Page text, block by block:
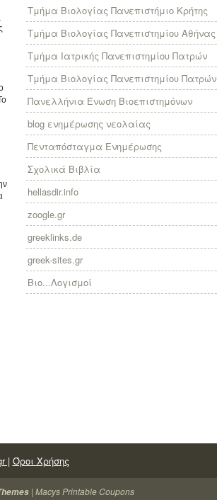
Τμήμα Βιολογίας Πανεπιστήμιο Κρήτης
Τμήμα Βιολογίας Πανεπιστημίου Αθήνας
Τμήμα Ιατρικής Πανεπιστημίου Πατρών
Τμήμα Βιολογίας Πανεπιστημίου Πατρών
Πανελλήνια Ένωση Βιοεπιστημόνων
blog ενημέρωσης νεολαίας
Πενταπόσταγμα Ενημέρωσης
Σχολικά Βιβλία
hellasdir.info
zoogle.gr
greeklinks.de
greek-sites.gr
Βιο...Λογισμοί
| Όροι Χρήσης
| Macys Printable Coupons